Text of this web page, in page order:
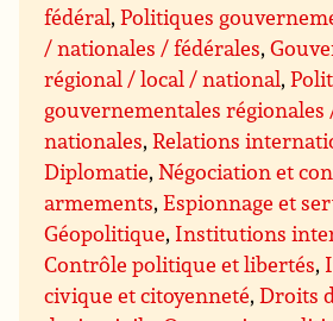
fédéral,Politiques
/ nationales / fédérales,
régional / local / national,
gouvernementales régionales
nationales,Relations
Diplomatie,Négociation et
armements,Espionnage et
Géopolitique, Institutions
Contrôle politique et libertés,
civique et citoyenneté,Droits